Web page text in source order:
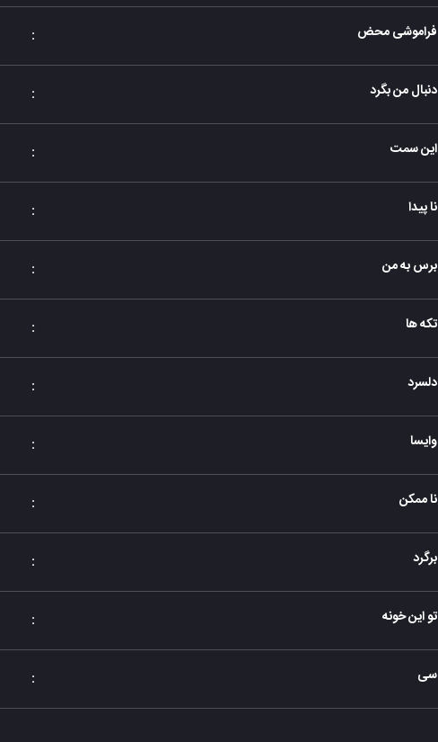
فراموشی محض :
دنبال من بگرد :
این سمت :
نا پیدا :
برس به من :
تکه ها :
دلسرد :
وایسا :
نا ممکن :
برگرد :
تو این خونه :
سی :